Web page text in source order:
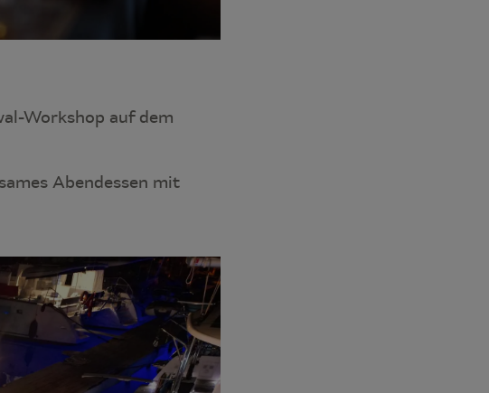
Workshop auf dem
Abendessen mit